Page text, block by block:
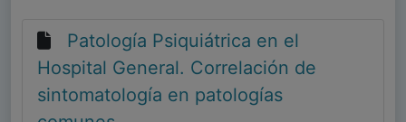
Patología Psiquiátrica en el
Hospital General. Correlación de
sintomatología en patologías